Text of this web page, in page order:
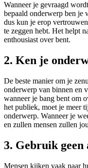
Wanneer je gevraagd
bepaald onderwerp ben je
dus kun je erop
te zeggen hebt. Het helpt
enthousiast over bent.
2. Ken je
De beste manier om je
onderwerp van binnen en
wanneer je bang bent om
het publiek, moet je meer
onderwerp. Wanneer je
en zullen mensen zullen
3. Gebruik geen
Mensen kijken vaak naar